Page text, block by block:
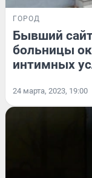
ГОРОД
Бывший
больницы
интимных
24 марта, 2023, 19:00